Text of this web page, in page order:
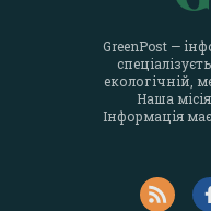
GreenPost —
екологічній,
Наша
Інформація